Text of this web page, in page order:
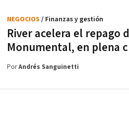
River acelera el repago
Monumental, en plena
NEGOCIOS / Finanzas y gestión
PorAndrés Sanguinetti